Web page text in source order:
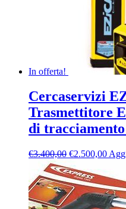
In offerta!
Cercaservizi
Trasmettitore
di
€3.400,00 Il
prezzo
originale
era:
€3.400,00.
€2.500,00Il
attuale
è: